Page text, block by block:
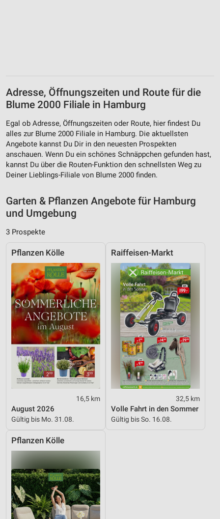
Adresse, Öffnungszeiten und Route für die
Blume 2000 Filiale in Hamburg
Egal ob Adresse, Öffnungszeiten oder Route, hier findest Du
alles zur Blume 2000 Filiale in Hamburg. Die aktuellsten
Angebote kannst Du Dir in den neuesten Prospekten
anschauen. Wenn Du ein schönes Schnäppchen gefunden hast,
kannst Du über die Routen-Funktion den schnellsten Weg zu
Deiner Lieblings-Filiale von Blume 2000 finden.
Garten & Pflanzen Angebote für Hamburg
und Umgebung
3 Prospekte
Pflanzen Kölle
16,5 km
August 2026
Gültig bis Mo. 31.08.
Raiffeisen-Markt
32,5 km
Volle Fahrt in den Sommer
Gültig bis So. 16.08.
Pflanzen Kölle
Messung der Performance von Inhalten
Analyse von Zielgruppen durch Statistiken oder
Kombinationen von Daten aus verschiedenen
Quellen
Entwicklung und Verbesserung der Angebote
Verwendung reduzierter Daten zur Auswahl von
IAB-Besonderheiten:
Verwendung genauer Standortdaten
Informationen identifizieren
Nicht-IAB-Verarbeitungszwecke:
Notwendig
Performance
Funktional
Werbung